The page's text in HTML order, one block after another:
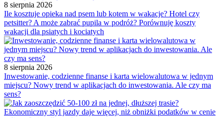
8 sierpnia 2026
Ile kosztuje opieka nad psem lub kotem w wakacje? Hotel czy
petsitter? A może zabrać pupila w podróż? Porównuję koszty
wakacji dla psiatych i kociatych
8 sierpnia 2026
Inwestowanie, codzienne finanse i karta wielowalutowa w jednym
miejscu? Nowy trend w aplikacjach do inwestowania. Ale czy ma
sens?